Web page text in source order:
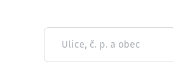
Ulice, č. p. a obec